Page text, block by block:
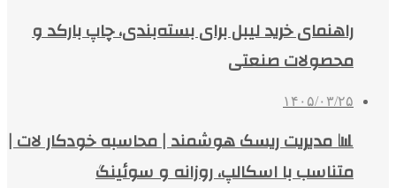
راهنمای خرید لیبل برای بسته‌بندی، چاپ بارکد و
محصولات صنعتی
۱۴۰۵/۰۳/۲۵
📊 مدیریت ریسک هوشمند | محاسبه خودکار لات |
متناسب با اسکالپ، روزانه و سوئینگ